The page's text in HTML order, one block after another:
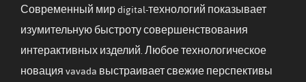
Современный мир digital-технологий показывает
изумительную быстроту совершенствования
интерактивных изделий. Любое технологическое
новация vavada выстраивает свежие перспективы